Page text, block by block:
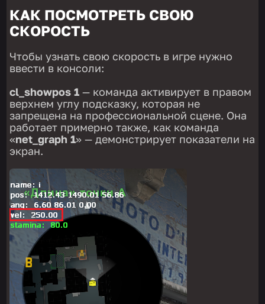
КАК ПОСМОТРЕТЬ СВОЮ
СКОРОСТЬ
Чтобы узнать свою скорость в игре нужно
ввести в консоли:
cl_showpos 1 — команда активирует в правом
верхнем углу подсказку, которая не
запрещена на профессиональной сцене. Она
работает примерно также, как команда
«net_graph 1» — демонстрирует показатели на
экран.